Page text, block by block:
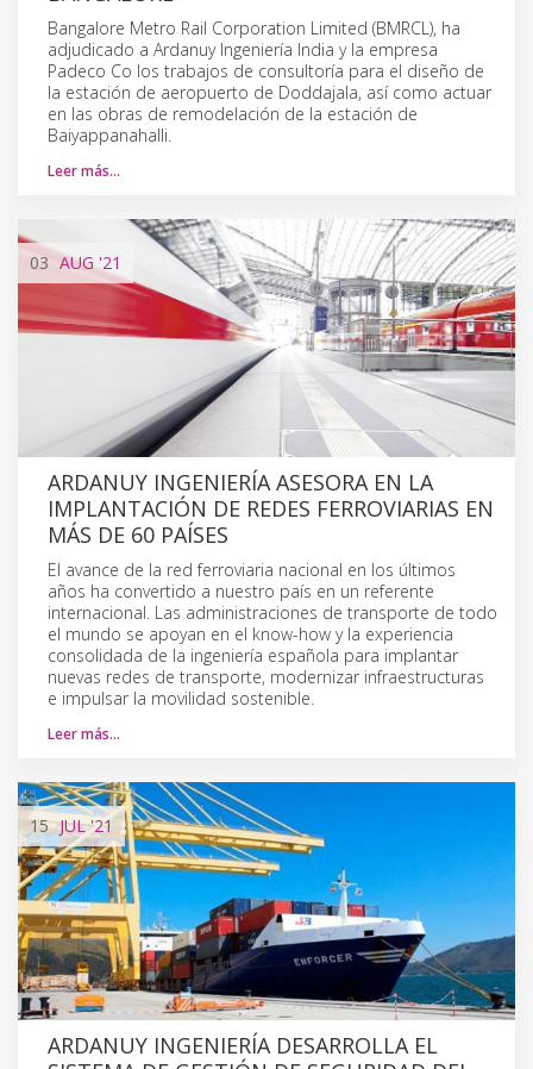
Bangalore Metro Rail Corporation Limited (BMRCL), ha
adjudicado a Ardanuy Ingeniería India y la empresa
Padeco Co los trabajos de consultoría para el diseño de
la estación de aeropuerto de Doddajala, así como actuar
en las obras de remodelación de la estación de
Baiyappanahalli.
Leer más…
03 AUG'21
ARDANUY INGENIERÍA ASESORA EN LA
IMPLANTACIÓN DE REDES FERROVIARIAS EN
MÁS DE 60 PAÍSES
El avance de la red ferroviaria nacional en los últimos
años ha convertido a nuestro país en un referente
internacional. Las administraciones de transporte de todo
el mundo se apoyan en el know-how y la experiencia
consolidada de la ingeniería española para implantar
nuevas redes de transporte, modernizar infraestructuras
e impulsar la movilidad sostenible.
Leer más…
15 JUL'21
ARDANUY INGENIERÍA DESARROLLA EL